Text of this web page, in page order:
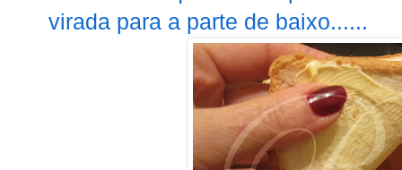
virada para a parte de baixo......